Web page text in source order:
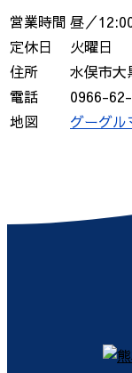
営業時間 昼／
定休日
火曜日
住所
水俣市大
電話
0966-
地図
グーグル